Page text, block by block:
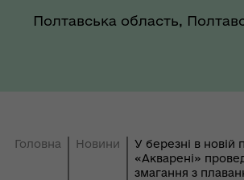
Полтавська область,
Головна Новини
У березні в новій
«Акварені»
змагання з